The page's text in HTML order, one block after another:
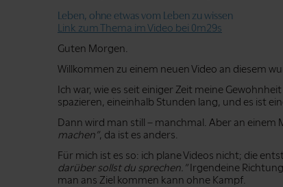
Leben, ohne etwas vom Leben zu wissen
Link zum Thema im Video bei 0m29s
Guten Morgen.
Willkommen zu einem neuen Video an diesem
Ich war, wie es seit einiger Zeit meine
spazieren, eineinhalb Stunden lang, und es ist
Dann wird man still – manchmal. Aber an einem
machen”, da ist es anders.
Für mich ist es so: ich plane Videos nicht; die
darüber sollst du sprechen.”Irgendeine
man ans Ziel kommen kann ohne Kampf.